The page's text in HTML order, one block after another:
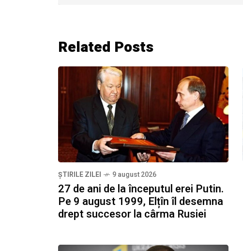
Related Posts
ȘTIRILE ZILEI 9 august 2026
27 de ani de la începutul erei Putin.
Pe 9 august 1999, Elțîn îl desemna
drept succesor la cârma Rusiei